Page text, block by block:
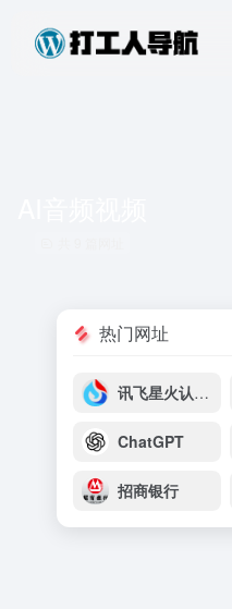
热门网址
讯飞星火认知大模型
ChatGPT
招商银行